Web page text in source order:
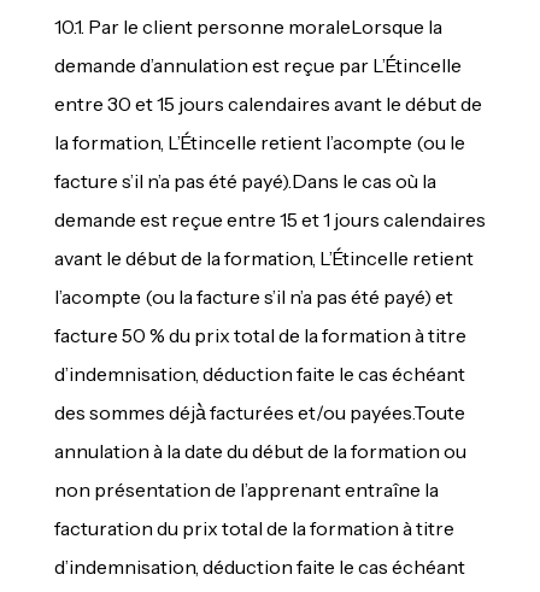
10.1. Par le client personne moraleLorsque la
demande d’annulation est reçue par L’Étincelle
entre 30 et 15 jours calendaires avant le début de
la formation, L’Étincelle retient l’acompte (ou le
facture s’il n’a pas été payé).Dans le cas où la
demande est reçue entre 15 et 1 jours calendaires
avant le début de la formation, L’Étincelle retient
l’acompte (ou la facture s’il n’a pas été payé) et
facture 50 % du prix total de la formation à titre
d’indemnisation, déduction faite le cas échéant
des sommes déjà̀ facturées et/ou payées.Toute
annulation à la date du début de la formation ou
non présentation de l’apprenant entraîne la
facturation du prix total de la formation à titre
d’indemnisation, déduction faite le cas échéant